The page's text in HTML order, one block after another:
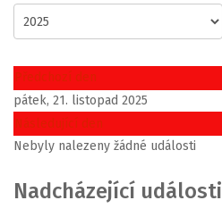
Předchozí den
pátek, 21. listopad 2025
Následující den
Nebyly nalezeny žádné události
Nadcházející události